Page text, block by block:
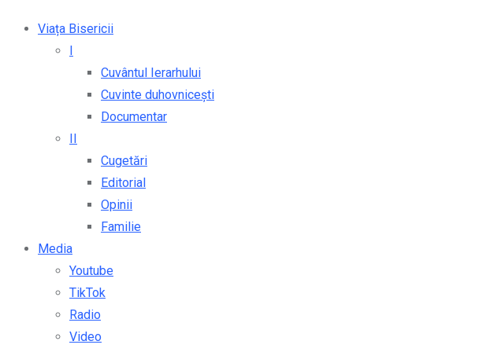
Viața Bisericii
Cuvântul Ierarhului
Cuvinte duhovnicești
Documentar
Cugetări
Editorial
Opinii
Familie
Media
Youtube
TikTok
Radio
Video